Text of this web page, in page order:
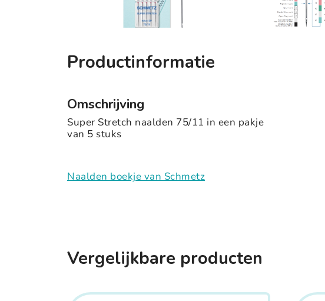
Productinformatie
Omschrijving
Super Stretch naalden 75/11 in een pakje
van 5 stuks
Naalden boekje van Schmetz
Vergelijkbare producten